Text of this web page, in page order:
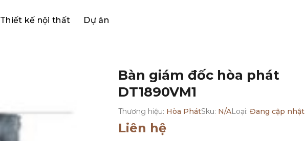
Thiết kế nội thất Dự án
Bàn giám đốc hòa phát
DT1890VM1
Thương hiệu: Hòa PhátSku: N/ALoại: Đang cập nhật
Liên hệ